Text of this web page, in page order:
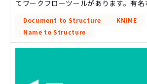
てワークフローツールがあります。有名
Document to Structure
KNIME
Name to Structure